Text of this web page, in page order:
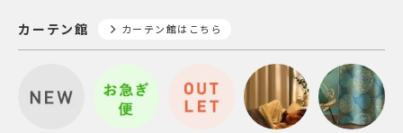
カーテン館 カーテン館はこちら